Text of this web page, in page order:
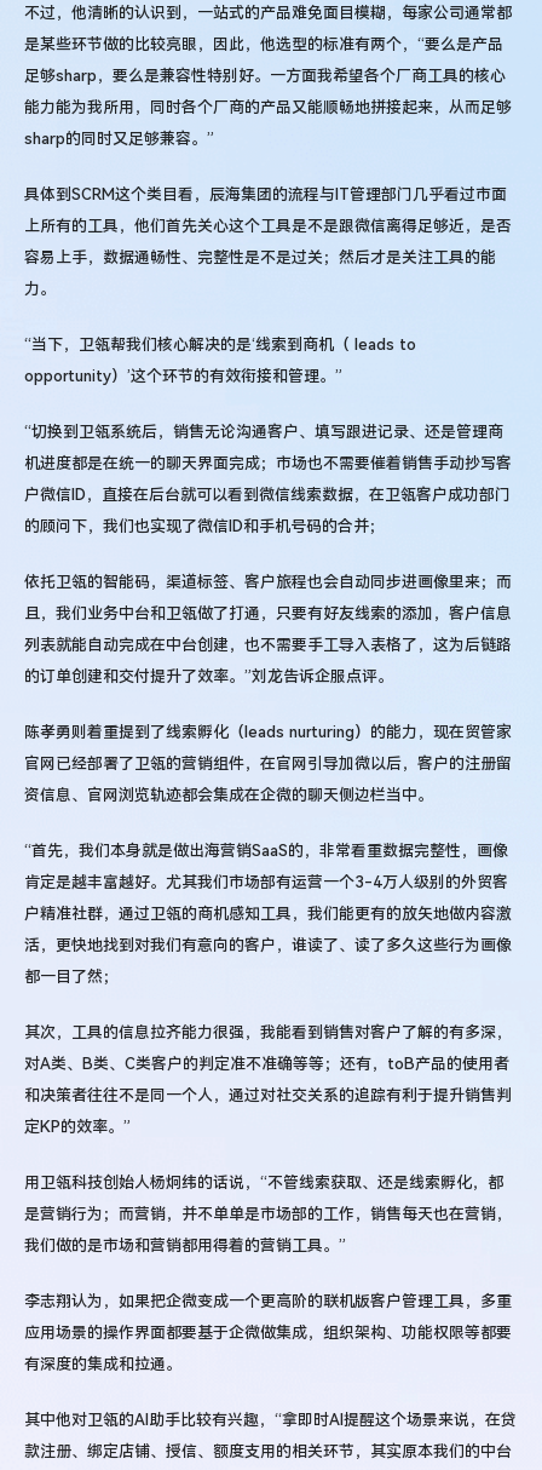
不过，他清晰的认识到，一站式的产品难免面目模糊，每家公司通常都
是某些环节做的比较亮眼，因此，他选型的标准有两个，“要么是产品
足够sharp，要么是兼容性特别好。一方面我希望各个厂商工具的核心
能力能为我所用，同时各个厂商的产品又能顺畅地拼接起来，从而足够
sharp的同时又足够兼容。”
具体到SCRM这个类目看，辰海集团的流程与IT管理部门几乎看过市面
上所有的工具，他们首先关心这个工具是不是跟微信离得足够近，是否
容易上手，数据通畅性、完整性是不是过关；然后才是关注工具的能
力。
“当下，卫瓴帮我们核心解决的是‘线索到商机（ leads to
opportunity）’这个环节的有效衔接和管理。”
“切换到卫瓴系统后，销售无论沟通客户、填写跟进记录、还是管理商
机进度都是在统一的聊天界面完成；市场也不需要催着销售手动抄写客
户微信ID，直接在后台就可以看到微信线索数据，在卫瓴客户成功部门
的顾问下，我们也实现了微信ID和手机号码的合并；
依托卫瓴的智能码，渠道标签、客户旅程也会自动同步进画像里来；而
且，我们业务中台和卫瓴做了打通，只要有好友线索的添加，客户信息
列表就能自动完成在中台创建，也不需要手工导入表格了，这为后链路
的订单创建和交付提升了效率。”刘龙告诉企服点评。
陈孝勇则着重提到了线索孵化（leads nurturing）的能力，现在贸管家
官网已经部署了卫瓴的营销组件，在官网引导加微以后，客户的注册留
资信息、官网浏览轨迹都会集成在企微的聊天侧边栏当中。
“首先，我们本身就是做出海营销SaaS的，非常看重数据完整性，画像
肯定是越丰富越好。尤其我们市场部有运营一个3-4万人级别的外贸客
户精准社群，通过卫瓴的商机感知工具，我们能更有的放矢地做内容激
活，更快地找到对我们有意向的客户，谁读了、读了多久这些行为画像
都一目了然；
其次，工具的信息拉齐能力很强，我能看到销售对客户了解的有多深，
对A类、B类、C类客户的判定准不准确等等；还有，toB产品的使用者
和决策者往往不是同一个人，通过对社交关系的追踪有利于提升销售判
定KP的效率。”
用卫瓴科技创始人杨炯纬的话说，“不管线索获取、还是线索孵化，都
是营销行为；而营销，并不单单是市场部的工作，销售每天也在营销，
我们做的是市场和营销都用得着的营销工具。”
李志翔认为，如果把企微变成一个更高阶的联机版客户管理工具，多重
应用场景的操作界面都要基于企微做集成，组织架构、功能权限等都要
有深度的集成和拉通。
其中他对卫瓴的AI助手比较有兴趣，“拿即时AI提醒这个场景来说，在贷
款注册、绑定店铺、授信、额度支用的相关环节，其实原本我们的中台